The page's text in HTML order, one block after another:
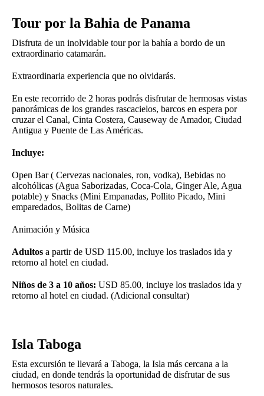
Tour por la Bahia de Panama
Disfruta de un inolvidable tour por la bahía a bordo de un
extraordinario catamarán.
Extraordinaria experiencia que no olvidarás.
En este recorrido de 2 horas podrás disfrutar de hermosas vistas
panorámicas de los grandes rascacielos, barcos en espera por
cruzar el Canal, Cinta Costera, Causeway de Amador, Ciudad
Antigua y Puente de Las Américas.
Incluye:
Open Bar ( Cervezas nacionales, ron, vodka), Bebidas no
alcohólicas (Agua Saborizadas, Coca-Cola, Ginger Ale, Agua
potable) y Snacks (Mini Empanadas, Pollito Picado, Mini
emparedados, Bolitas de Carne)
Animación y Música
Adultos a partir de USD 115.00, incluye los traslados ida y
retorno al hotel en ciudad.
Niños de 3 a 10 años: USD 85.00, incluye los traslados ida y
retorno al hotel en ciudad. (Adicional consultar)
Isla Taboga
Esta excursión te llevará a Taboga, la Isla más cercana a la
ciudad, en donde tendrás la oportunidad de disfrutar de sus
hermosos tesoros naturales.